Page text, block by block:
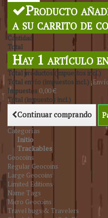
BuscarProducto
a su carrito de
Cantidad
Total
Hay 1 artículo
Total productos (impuestos incl.)
Total envío (impuestos incl.)
Impuestos 0,00 €
Total (impuestos incl.)
Continuar comprando
Categorías
Initio
Trackables
Geocoins
Regular Geocoins
Large Geocoins
Limited Editions
Name Tags
Micro Geocoins
Travel bugs & Travelers